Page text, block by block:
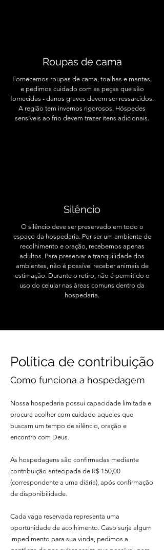
Roupas de cama
Fornecemos roupas de cama, toalhas e mantas,
e pedimos cuidado com as peças que são
fornecidas - danos graves devem ser ressarcidos.
A região tem invernos rigorosos. Hóspedes
sensíveis ao frio devem trazer itens adicionais.
Silêncio
O silêncio deve ser preservado em todo o
espaço da hospedaria. Por ser um ambiente de
recolhimento e oração, recebemos apenas
adultos. Para preservar a tranquilidade dos
ambientes, não é possível receber animais de
estimação. Durante o retiro, não é permitido o
uso do celular nas áreas comuns dentro da
hospedaria.
Política de contribuição
Como funciona a hospedagem
Nossa hospedaria possui capacidade limitada e
procura acolher com cuidado aqueles que
buscam um tempo de silêncio, oração e
encontro com Deus.
As hospedagens são confirmadas mediante
contribuição antecipada de R$ 150,00
(correspondente a uma diária), após confirmação
de disponibilidade.
Cada vaga reservada representa uma
oportunidade de acolhimento. Caso surja algum
impedimento para sua vinda, pedimos a